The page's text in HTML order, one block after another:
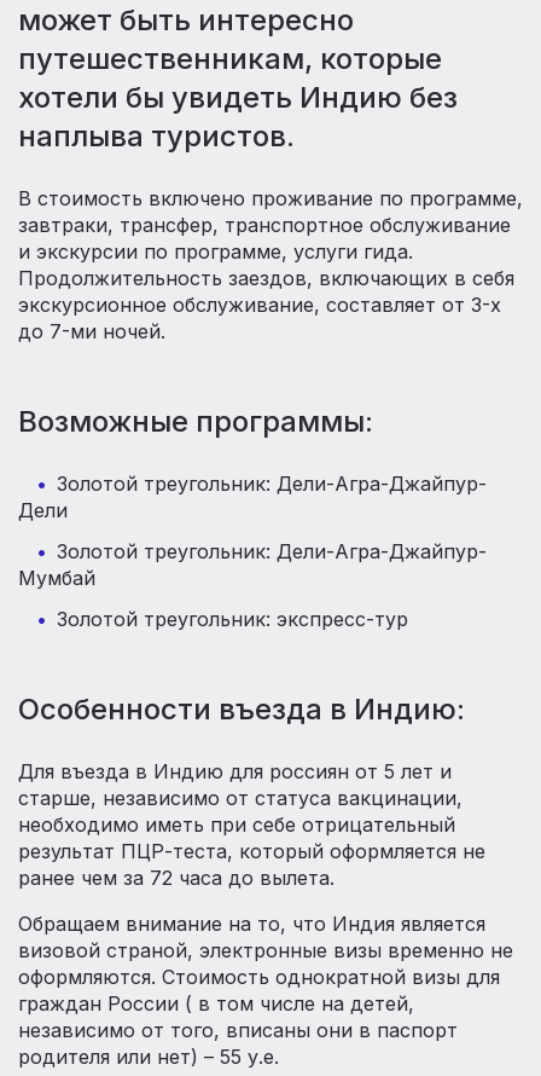
может быть интересно
путешественникам, которые
хотели бы увидеть Индию без
наплыва туристов.
В стоимость включено проживание по программе,
завтраки, трансфер, транспортное обслуживание
и экскурсии по программе, услуги гида.
Продолжительность заездов, включающих в себя
экскурсионное обслуживание, составляет от 3-х
до 7-ми ночей.
Возможные программы:
Золотой треугольник: Дели-Агра-Джайпур-
Дели
Золотой треугольник: Дели-Агра-Джайпур-
Мумбай
Золотой треугольник: экспресс-тур
Особенности въезда в Индию:
Для въезда в Индию для россиян от 5 лет и
старше, независимо от статуса вакцинации,
необходимо иметь при себе отрицательный
результат ПЦР-теста, который оформляется не
ранее чем за 72 часа до вылета.
Обращаем внимание на то, что Индия является
визовой страной, электронные визы временно не
оформляются. Стоимость однократной визы для
граждан России ( в том числе на детей,
независимо от того, вписаны они в паспорт
родителя или нет) – 55 у.е.